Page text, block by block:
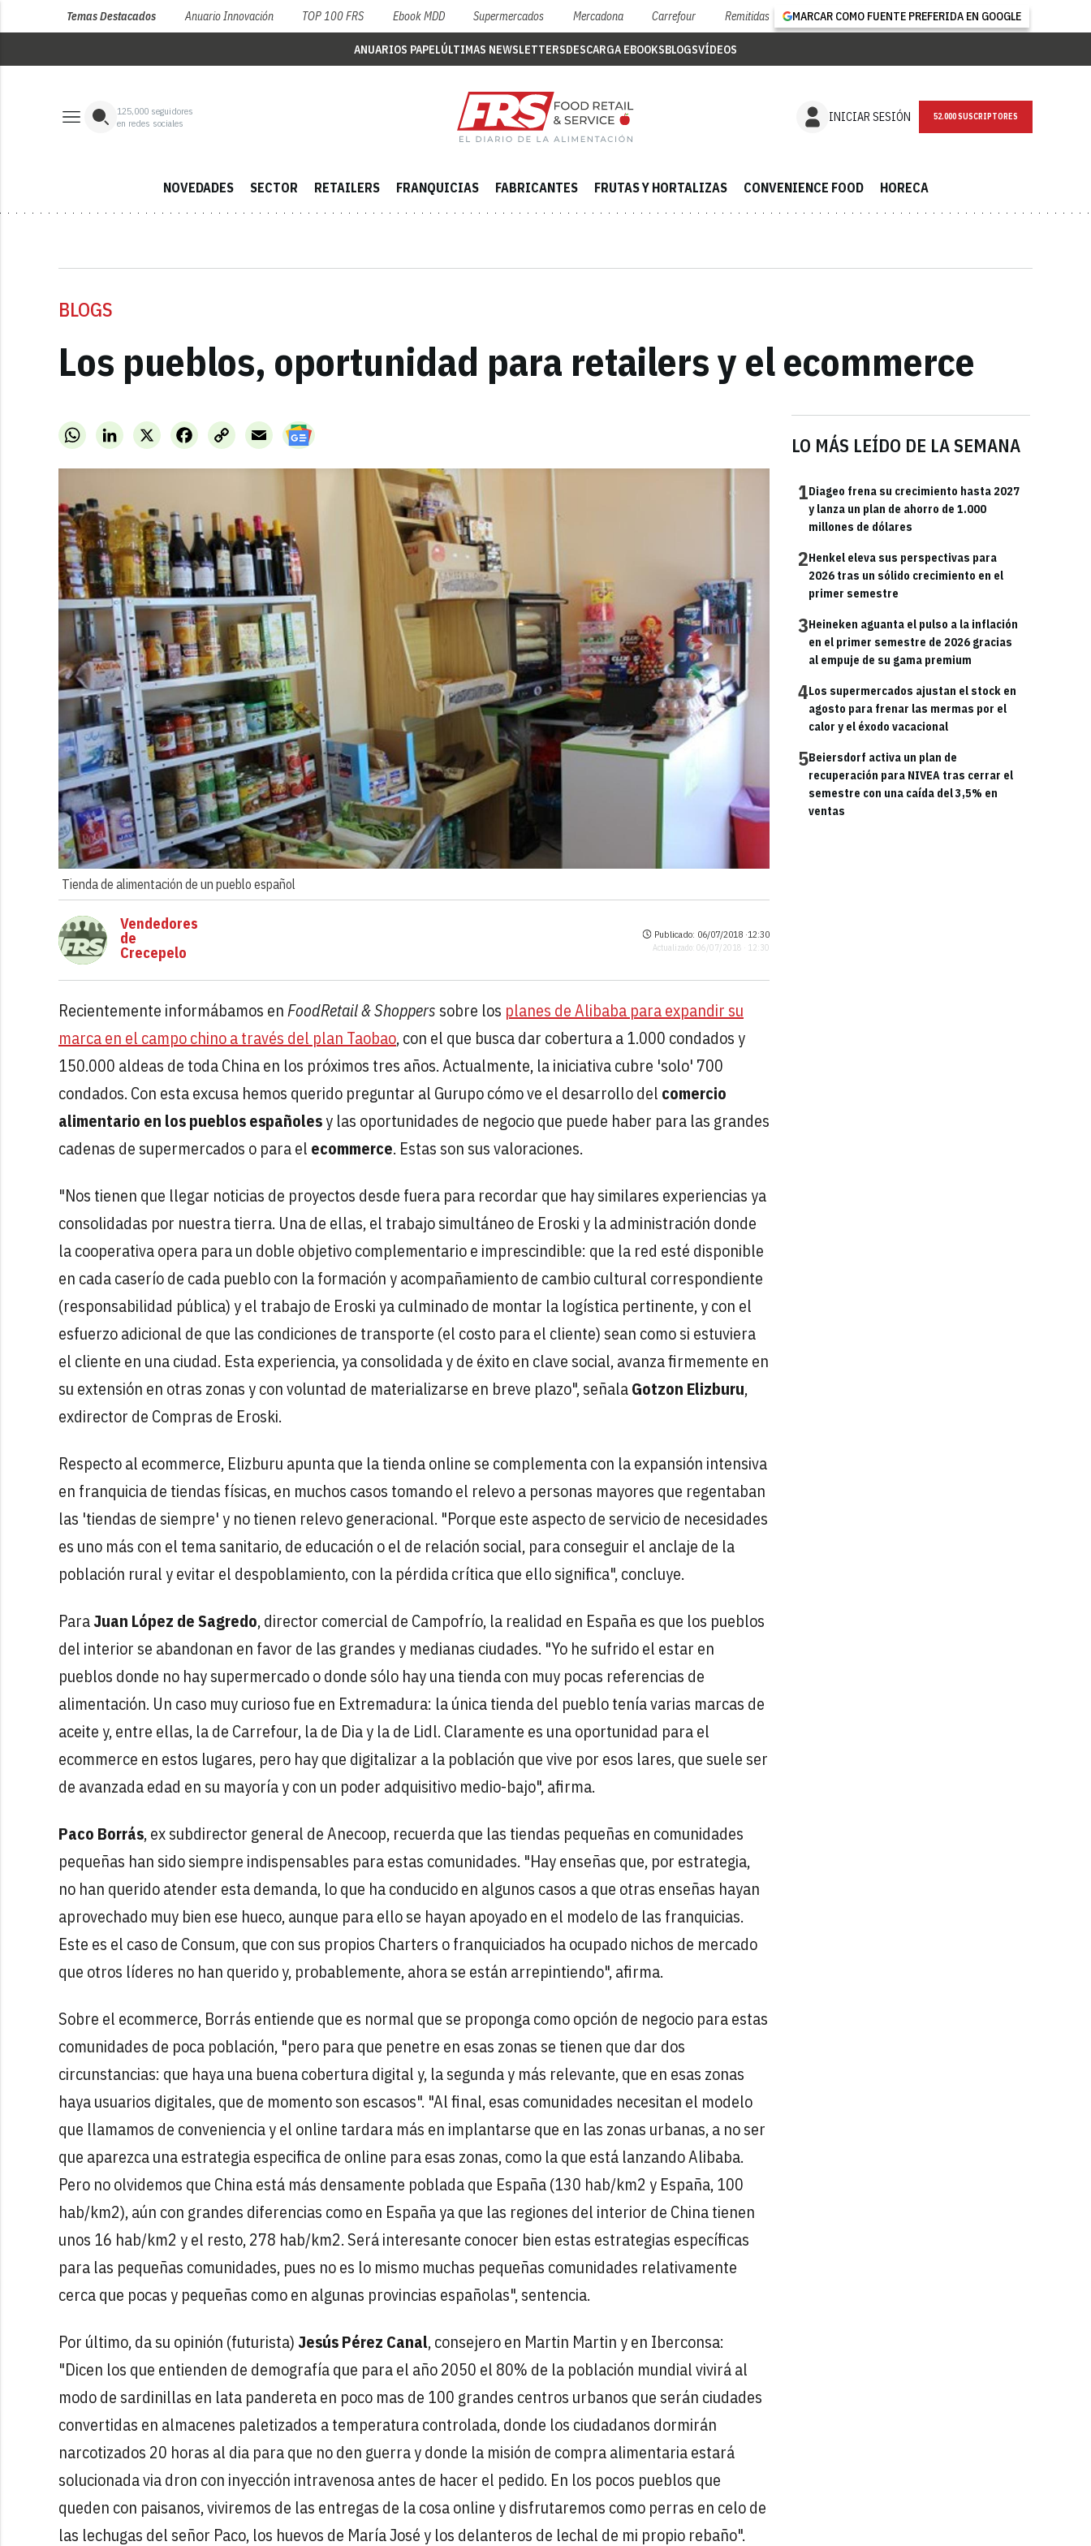
Temas Destacados Anuario Innovación TOP 100 FRS Ebook MDD Supermercados Mercadona Carrefour Remitidas MARCAR COMO FUENTE PREFERIDA EN GOOGLE
ANUARIOS PAPELÚLTIMAS NEWSLETTERSDESCARGA EBOOKSBLOGSVÍDEOS
125,000 seguidores
en redes sociales
INICIAR SESIÓN NEWSLETTER
NOVEDADES SECTOR RETAILERS FRANQUICIAS FABRICANTES FRUTAS Y HORTALIZAS CONVENIENCE FOOD HORECA
BLOGS
Los pueblos, oportunidad para retailers y el ecommerce
WhatsAppLinkedInX FacebookCopy
Link
Email
Tienda de alimentación de un pueblo español
LO MÁS LEÍDO DE LA SEMANA
1Diageo frena su crecimiento hasta 2027
y lanza un plan de ahorro de 1.000
millones de dólares
2Henkel eleva sus perspectivas para
2026 tras un sólido crecimiento en el
primer semestre
3Heineken aguanta el pulso a la inflación
en el primer semestre de 2026 gracias
al empuje de su gama premium
4Los supermercados ajustan el stock en
agosto para frenar las mermas por el
calor y el éxodo vacacional
5Beiersdorf activa un plan de
recuperación para NIVEA tras cerrar el
semestre con una caída del 3,5% en
ventas
Vendedores
de
Crecepelo
Publicado: 06/07/2018 ·12:30
Actualizado: 06/07/2018 · 12:30
Recientemente informábamos enFoodRetail & Shoppers sobre los planes de Alibaba para expandir su
marca en el campo chino a través del plan Taobao, con el que busca dar cobertura a 1.000 condados y
150.000 aldeas de toda China en los próximos tres años. Actualmente, la iniciativa cubre 'solo' 700
condados. Con esta excusa hemos querido preguntar al Gurupo cómo ve el desarrollo del comercio
alimentario en los pueblos españolesy las oportunidades de negocio que puede haber para las grandes
cadenas de supermercados o para el ecommerce. Estas son sus valoraciones.
"Nos tienen que llegar noticias de proyectos desde fuera para recordar que hay similares experiencias ya
consolidadas por nuestra tierra. Una de ellas, el trabajo simultáneo de Eroski y la administración donde
la cooperativa opera para un doble objetivo complementario e imprescindible: que la red esté disponible
en cada caserío de cada pueblo con la formación y acompañamiento de cambio cultural correspondiente
(responsabilidad pública) y el trabajo de Eroski ya culminado de montar la logística pertinente, y con el
esfuerzo adicional de que las condiciones de transporte (el costo para el cliente) sean como si estuviera
el cliente en una ciudad. Esta experiencia, ya consolidada y de éxito en clave social, avanza firmemente en
su extensión en otras zonas y con voluntad de materializarse en breve plazo", señalaGotzon Elizburu,
exdirector de Compras de Eroski.
Respecto al ecommerce, Elizburu apunta que la tienda online se complementa con la expansión intensiva
en franquicia de tiendas físicas, en muchos casos tomando el relevo a personas mayores que regentaban
las 'tiendas de siempre' y no tienen relevo generacional. "Porque este aspecto de servicio de necesidades
es uno más con el tema sanitario, de educación o el de relación social, para conseguir el anclaje de la
población rural y evitar el despoblamiento, con la pérdida crítica que ello significa", concluye.
ParaJuan López de Sagredo, director comercial de Campofrío, la realidad en España es que los pueblos
del interior se abandonan en favor de las grandes y medianas ciudades. "Yo he sufrido el estar en
pueblos donde no hay supermercado o donde sólo hay una tienda con muy pocas referencias de
alimentación. Un caso muy curioso fue en Extremadura: la única tienda del pueblo tenía varias marcas de
aceite y, entre ellas, la de Carrefour, la de Dia y la de Lidl. Claramente es una oportunidad para el
ecommerce en estos lugares, pero hay que digitalizar a la población que vive por esos lares, que suele ser
de avanzada edad en su mayoría y con un poder adquisitivo medio-bajo", afirma.
Paco Borrás, ex subdirector general de Anecoop, recuerda que las tiendas pequeñas en comunidades
pequeñas han sido siempre indispensables para estas comunidades. "Hay enseñas que, por estrategia,
no han querido atender esta demanda, lo que ha conducido en algunos casos a que otras enseñas hayan
aprovechado muy bien ese hueco, aunque para ello se hayan apoyado en el modelo de las franquicias.
Este es el caso de Consum, que con sus propios Charters o franquiciados ha ocupado nichos de mercado
que otros líderes no han querido y, probablemente, ahora se están arrepintiendo", afirma.
Sobre el ecommerce, Borrás entiende que es normal que se proponga como opción de negocio para estas
comunidades de poca población, "pero para que penetre en esas zonas se tienen que dar dos
circunstancias: que haya una buena cobertura digital y, la segunda y más relevante, que en esas zonas
haya usuarios digitales, que de momento son escasos". "Al final, esas comunidades necesitan el modelo
que llamamos de conveniencia y el online tardara más en implantarse que en las zonas urbanas, a no ser
que aparezca una estrategia especifica de online para esas zonas, como la que está lanzando Alibaba.
Pero no olvidemos que China está más densamente poblada que España (130 hab/km2 y España, 100
hab/km2), aún con grandes diferencias como en España ya que las regiones del interior de China tienen
unos 16 hab/km2 y el resto, 278 hab/km2. Será interesante conocer bien estas estrategias específicas
para las pequeñas comunidades, pues no es lo mismo muchas pequeñas comunidades relativamente
cerca que pocas y pequeñas como en algunas provincias españolas", sentencia.
Por último, da su opinión (futurista)Jesús Pérez Canal, consejero en Martin Martin y en Iberconsa:
"Dicen los que entienden de demografía que para el año 2050 el 80% de la población mundial vivirá al
modo de sardinillas en lata pandereta en poco mas de 100 grandes centros urbanos que serán ciudades
convertidas en almacenes paletizados a temperatura controlada, donde los ciudadanos dormirán
narcotizados 20 horas al dia para que no den guerra y donde la misión de compra alimentaria estará
solucionada via dron con inyección intravenosa antes de hacer el pedido. En los pocos pueblos que
queden con paisanos, viviremos de las entregas de la cosa online y disfrutaremos como perras en celo de
las lechugas del señor Paco, los huevos de María José y los delanteros de lechal de mi propio rebaño".